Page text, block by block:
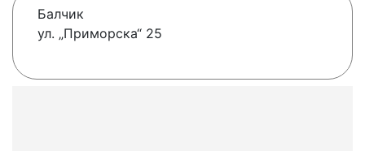
Балчик
ул. „Приморска“ 25